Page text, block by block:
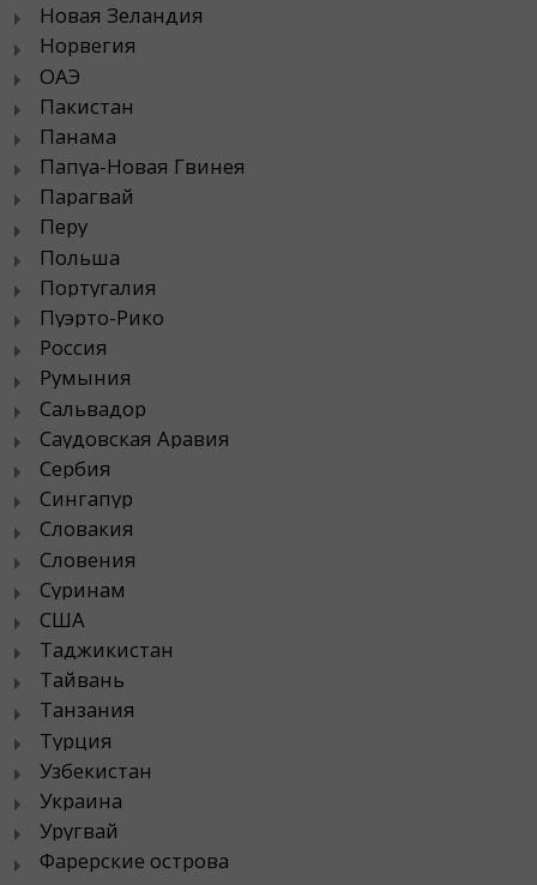
Новая Зеландия
Норвегия
ОАЭ
Пакистан
Панама
Папуа-Новая Гвинея
Парагвай
Перу
Польша
Португалия
Пуэрто-Рико
Россия
Румыния
Сальвадор
Саудовская Аравия
Сербия
Сингапур
Словакия
Словения
Суринам
США
Таджикистан
Тайвань
Танзания
Турция
Узбекистан
Украина
Уругвай
Фарерские острова